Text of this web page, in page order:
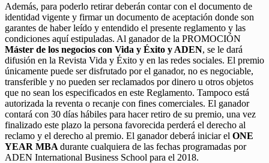
Además, para poderlo retirar deberán contar con el documento de
identidad vigente y firmar un documento de aceptación donde son
garantes de haber leído y entendido el presente reglamento y las
condiciones aquí estipuladas. Al ganador de la PROMOCIÓN
Máster de los negocios con Vida y Éxito y ADEN, se le dará
difusión en la Revista Vida y Éxito y en las redes sociales. El premio
únicamente puede ser disfrutado por el ganador, no es negociable,
transferible y no pueden ser reclamados por dinero u otros objetos
que no sean los especificados en este Reglamento. Tampoco está
autorizada la reventa o recanje con fines comerciales. El ganador
contará con 30 días hábiles para hacer retiro de su premio, una vez
finalizado este plazo la persona favorecida perderá el derecho al
reclamo y el derecho al premio. El ganador deberá iniciar el ONE
YEAR MBA durante cualquiera de las fechas programadas por
ADEN International Business School para el 2018.